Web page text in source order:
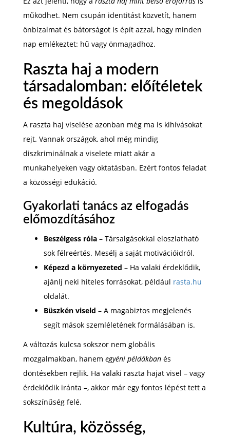
működhet. Nem csupán identitást közvetít, hanem
önbizalmat és bátorságot is épít azzal, hogy minden
nap emlékeztet: hű vagy önmagadhoz.
Raszta haj a modern
társadalomban: előítéletek
és megoldások
A raszta haj viselése azonban még ma is kihívásokat
rejt. Vannak országok, ahol még mindig
diszkriminálnak a viselete miatt akár a
munkahelyeken vagy oktatásban. Ezért fontos feladat
a közösségi edukáció.
Gyakorlati tanács az elfogadás
előmozdításához
Beszélgess róla – Társalgásokkal eloszlatható
sok félreértés. Mesélj a saját motivációidról.
Képezd a környezeted – Ha valaki érdeklődik,
ajánlj neki hiteles forrásokat, például rasta.hu
oldalát.
Büszkén viseld – A magabiztos megjelenés
segít mások szemléletének formálásában is.
A változás kulcsa sokszor nem globális
mozgalmakban, hanem egyéni példákban és
döntésekben rejlik. Ha valaki raszta hajat visel – vagy
érdeklődik iránta –, akkor már egy fontos lépést tett a
sokszínűség felé.
Kultúra, közösség,